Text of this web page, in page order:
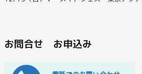
お問合せ お申込み